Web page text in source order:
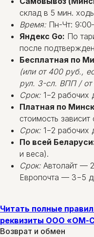
склад в 5 мин.
Время: Пн-Чт:
Яндекс Go: По
после
Бесплатная по
(или от 400 руб.,
рул. 3-сл. ВПП /
Срок: 1−2 рабочих
Платная по
стоимость
Срок: 1−2 рабочих
По всей
и веса).
Срок: Автолайт —
Европочта — 3−5
Читать полные
реквизиты ООО «ОМ-
Возврат и обмен